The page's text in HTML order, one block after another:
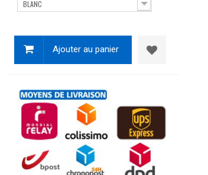
BLANC
Ajouter au panier